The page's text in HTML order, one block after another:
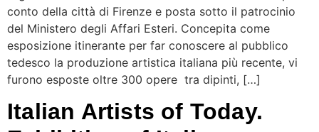
conto della città di Firenze e posta sotto il patrocinio
del Ministero degli Affari Esteri. Concepita come
esposizione itinerante per far conoscere al pubblico
tedesco la produzione artistica italiana più recente, vi
furono esposte oltre 300 opere tra dipinti, […]
Italian Artists of Today.